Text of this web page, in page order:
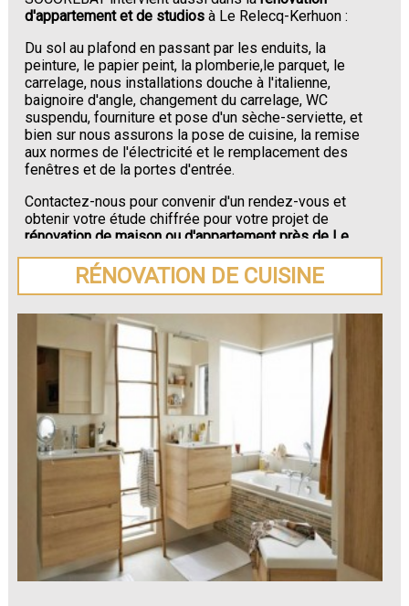
d'appartement et de studios à Le Relecq-Kerhuon :
Du sol au plafond en passant par les enduits, la
peinture, le papier peint, la plomberie,le parquet, le
carrelage, nous installations douche à l'italienne,
baignoire d'angle, changement du carrelage, WC
suspendu, fourniture et pose d'un sèche-serviette, et
bien sur nous assurons la pose de cuisine, la remise
aux normes de l'électricité et le remplacement des
fenêtres et de la portes d'entrée.
Contactez-nous pour convenir d'un rendez-vous et
obtenir votre étude chiffrée pour votre projet de
rénovation de maison ou d'appartement près de Le
Relecq-Kerhuon.
RÉNOVATION DE CUISINE